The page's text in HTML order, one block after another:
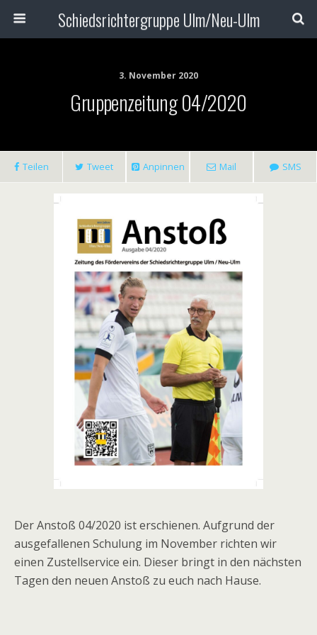
Schiedsrichtergruppe Ulm/Neu-Ulm
3. November 2020
Gruppenzeitung 04/2020
Teilen Tweet Anpinnen Mail SMS
Der Anstoß 04/2020 ist erschienen. Aufgrund der
ausgefallenen Schulung im November richten wir
einen Zustellservice ein. Dieser bringt in den nächsten
Tagen den neuen Anstoß zu euch nach Hause.